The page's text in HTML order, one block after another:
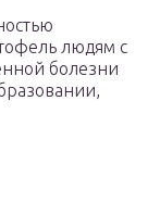
людям с
болезни